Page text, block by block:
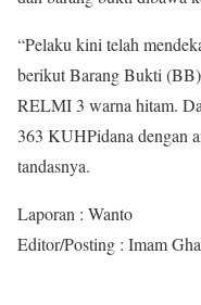
“Pelaku kini telah
berikut Barang Bukti
RELMI 3 warna hitam.
363 KUHPidana dengan
tandasnya.
Laporan : Wanto
Editor/Posting : Imam